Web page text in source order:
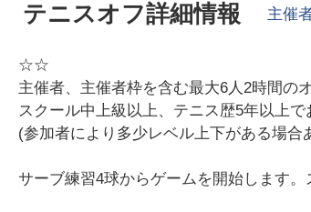
テニスオフ詳細情報 主催
☆☆
主催者、主催者枠を含む最大6人2時間の
スクール中上級以上、テニス歴5年以上で
(参加者により多少レベル上下がある場合
サーブ練習4球からゲームを開始します。